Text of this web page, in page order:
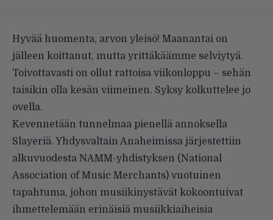
Hyvää huomenta, arvon yleisö! Maanantai on
jälleen koittanut, mutta yrittäkäämme selviytyä.
Toivottavasti on ollut rattoisa viikonloppu – sehän
taisikin olla kesän viimeinen. Syksy kolkuttelee jo
ovella.
Kevennetään tunnelmaa pienellä annoksella
Slayeriä. Yhdysvaltain Anaheimissa järjestettiin
alkuvuodesta NAMM-yhdistyksen (National
Association of Music Merchants) vuotuinen
tapahtuma, johon musiikinystävät kokoontuivat
ihmettelemään erinäisiä musiikkiaiheisia